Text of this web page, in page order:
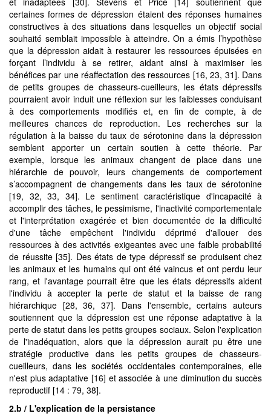
certaines formes de dépression étaient des réponses humaines
constructives à des situations dans lesquelles un objectif social
souhaité semblait impossible à atteindre. On a émis l’hypothèse
que la dépression aidait à restaurer les ressources épuisées en
forçant l’individu à se retirer, aidant ainsi à maximiser les
bénéfices par une réaffectation des ressources [16, 23, 31]. Dans
de petits groupes de chasseurs-cueilleurs, les états dépressifs
pourraient avoir induit une réflexion sur les faiblesses conduisant
à des comportements modifiés et, en fin de compte, à de
meilleures chances de reproduction. Les recherches sur la
régulation à la baisse du taux de sérotonine dans la dépression
semblent apporter un certain soutien à cette théorie. Par
exemple, lorsque les animaux changent de place dans une
hiérarchie de pouvoir, leurs changements de comportement
s’accompagnent de changements dans les taux de sérotonine
[19, 32, 33, 34]. Le sentiment caractéristique d'incapacité à
accomplir des tâches, le pessimisme, l'inactivité comportementale
et l'interprétation exagérée et bien documentée de la difficulté
d'une tâche empêchent l'individu déprimé d'allouer des
ressources à des activités exigeantes avec une faible probabilité
de réussite [35]. Des états de type dépressif se produisent chez
les animaux et les humains qui ont été vaincus et ont perdu leur
rang, et l'avantage pourrait être que les états dépressifs aident
l'individu à accepter la perte de statut et la baisse de rang
hiérarchique [28, 36, 37]. Dans l'ensemble, certains auteurs
soutiennent que la dépression est une réponse adaptative à la
perte de statut dans les petits groupes sociaux. Selon l'explication
de l'inadéquation, alors que la dépression aurait pu être une
stratégie productive dans les petits groupes de chasseurs-
cueilleurs, dans les sociétés occidentales contemporaines, elle
n'est plus adaptative [16] et associée à une diminution du succès
reproductif [14 : 79, 38].
2.b / L'explication de la persistance